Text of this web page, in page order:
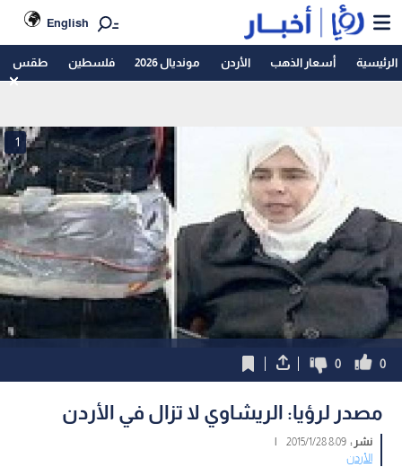
English
الرئيسية أسعار الذهب الأردن مونديال 2026 فلسطين طقس
1
0
0
مصدر لرؤيا: الريشاوي لا تزال في الأردن
نشر :8:09 2015/1/28
|
الأردن